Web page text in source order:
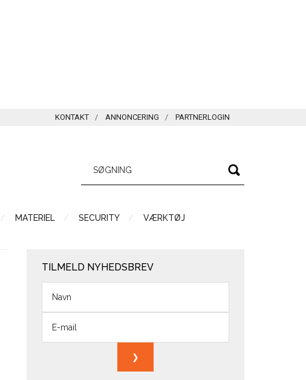
KONTAKT ANNONCERING PARTNERLOGIN
MATERIEL SECURITY VÆRKTØJ
TILMELD NYHEDSBREV